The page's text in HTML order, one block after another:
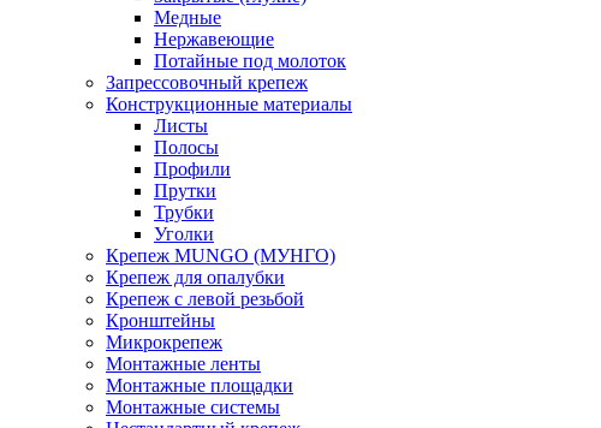
Медные
Нержавеющие
Потайные под молоток
Запрессовочный крепеж
Конструкционные материалы
Листы
Полосы
Профили
Прутки
Трубки
Уголки
Крепеж MUNGO (МУНГО)
Крепеж для опалубки
Крепеж с левой резьбой
Кронштейны
Микрокрепеж
Монтажные ленты
Монтажные площадки
Монтажные системы